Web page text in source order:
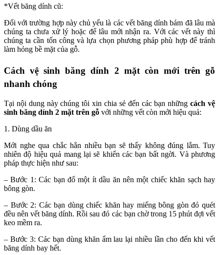
*Vết băng dính cũ:
Đối với trường hợp này chủ yếu là các vết băng dính bám đã lâu mà
chúng ta chưa xử lý hoặc để lâu mới nhận ra. Với các vết này thì
chúng ta cần tốn công và lựa chọn phương pháp phù hợp để tránh
làm hỏng bề mặt của gỗ.
Cách vệ sinh băng dính 2 mặt còn mới trên gỗ
nhanh chóng
Tại nội dung này chúng tôi xin chia sẻ đến các bạn nhữngcách vệ
sinh băng dính 2 mặt trên gỗ với những vết còn mới hiệu quả:
1. Dùng dầu ăn
Mới nghe qua chắc hẳn nhiều bạn sẽ thấy không đúng lắm. Tuy
nhiên độ hiệu quả mang lại sẽ khiến các bạn bất ngời. Và phương
pháp thực hiện như sau:
– Bước 1: Các bạn đổ một ít dầu ăn nên một chiếc khăn sạch hay
bông gòn.
– Bước 2: Các bạn dùng chiếc khăn hay miếng bông gòn đó quét
đều nên vết băng dính. Rồi sau đó các bạn chờ trong 15 phút đợi vết
keo mềm ra.
– Bước 3: Các bạn dùng khăn ẩm lau lại nhiều lần cho đến khi vết
băng dính bay hết.